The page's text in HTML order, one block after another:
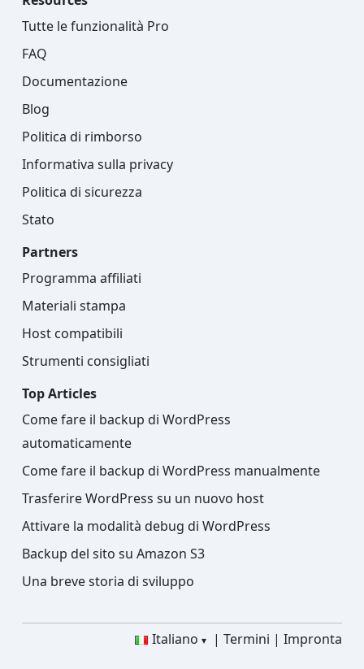
Tutte le funzionalità Pro
FAQ
Documentazione
Blog
Politica di rimborso
Informativa sulla privacy
Politica di sicurezza
Stato
Partners
Programma affiliati
Materiali stampa
Host compatibili
Strumenti consigliati
Top Articles
Come fare il backup di WordPress
automaticamente
Come fare il backup di WordPress manualmente
Trasferire WordPress su un nuovo host
Attivare la modalità debug di WordPress
Backup del sito su Amazon S3
Una breve storia di sviluppo
Italiano Termini Impronta